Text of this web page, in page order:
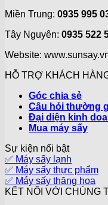
Miền Trung: 0935 995
Tây Nguyên: 0935 522
Website:
HỖ TRỢ KHÁCH
Góc chia sẻ
Câu hỏi thường
Đại diện kinh
Mua máy sấy
Sự kiện nổi bật
✅ Máy sấy lạnh
✅ Máy sấy thực phẩm
✅ Máy sấy thăng hoa
KẾT NỐI VỚI CHÚNG